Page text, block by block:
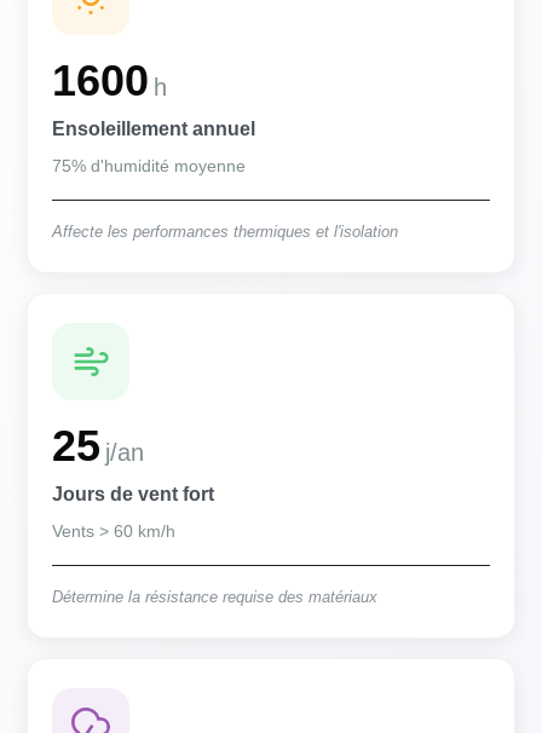
1600 h
Ensoleillement annuel
75% d'humidité moyenne
Affecte les performances thermiques et l'isolation
25 j/an
Jours de vent fort
Vents > 60 km/h
Détermine la résistance requise des matériaux